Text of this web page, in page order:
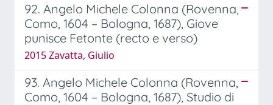
92. Angelo Michele Colonna (Rovenna,
Como, 1604 – Bologna, 1687), Giove
punisce Fetonte (recto e verso)
2015 Zavatta, Giulio
93. Angelo Michele Colonna (Rovenna,
Como, 1604 – Bologna, 1687), Studio di